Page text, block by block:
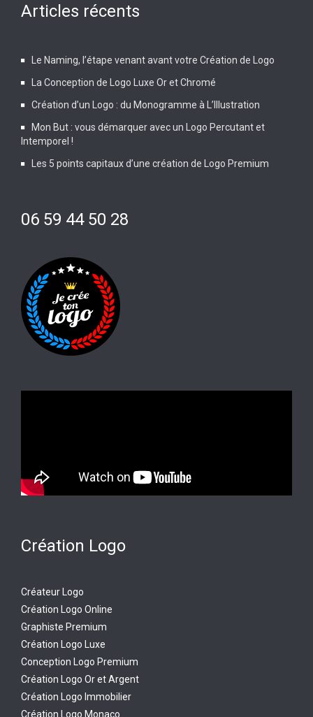
Articles récents
Le Naming, l’étape venant avant votre Création de Logo
La Conception de Logo Luxe Or et Chromé
Création d’un Logo : du Monogramme à L’Illustration
Mon But : vous démarquer avec un Logo Percutant et
Intemporel !
Les 5 points capitaux d’une création de Logo Premium
06 59 44 50 28
Création Logo
Créateur Logo
Création Logo Online
Graphiste Premium
Création Logo Luxe
Conception Logo Premium
Création Logo Or et Argent
Création Logo Immobilier
Création Logo Monaco